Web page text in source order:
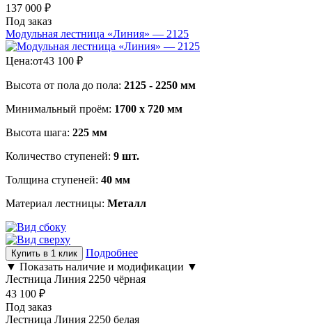
137 000 ₽
Под заказ
Модульная лестница «Линия» — 2125
Цена:от43 100 ₽
Высота от пола до пола: 2125 - 2250 мм
Минимальный проём: 1700 х 720 мм
Высота шага: 225 мм
Количество ступеней: 9 шт.
Толщина ступеней: 40 мм
Материал лестницы: Металл
Купить в 1 клик
Подробнее
▼ Показать наличие и модификации ▼
Лестница Линия 2250 чёрная
43 100 ₽
Под заказ
Лестница Линия 2250 белая